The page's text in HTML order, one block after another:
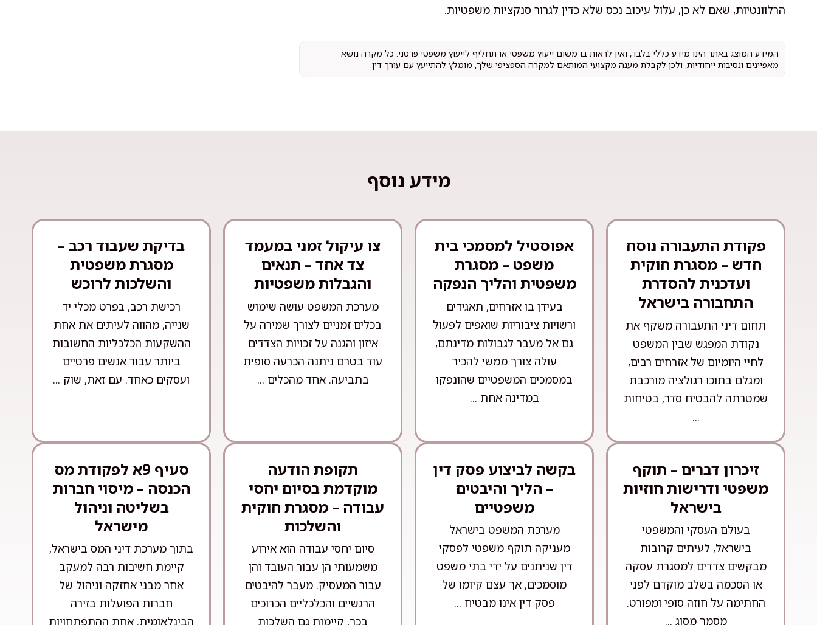
הרלוונטיות, שאם לא כן, עלול עיכוב נכס שלא כדין לגרור סנקציות משפטיות.
המידע המוצג באתר הינו מידע כללי בלבד, ואין לראות בו משום ייעוץ משפטי או תחליף לייעוץ משפטי פרטני. כל מקרה נושא
מאפיינים ונסיבות ייחודיות, ולכן לקבלת מענה מקצועי המותאם למקרה הספציפי שלך, מומלץ להתייעץ עם עורך דין.
מידע נוסף
פקודת התעבורה נוסח
חדש – מסגרת חוקית
ועדכנית להסדרת
התחבורה בישראל
תחום דיני התעבורה משקף את
נקודת המפגש שבין המשפט
לחיי היומיום של אזרחים רבים,
ומגלם בתוכו רגולציה מורכבת
שמטרתה להבטיח סדר, בטיחות
...
אפוסטיל למסמכי בית
משפט – מסגרת
משפטית והליך הנפקה
בעידן בו אזרחים, תאגידים
ורשויות ציבוריות שואפים לפעול
גם אל מעבר לגבולות מדינתם,
עולה צורך ממשי להכיר
במסמכים המשפטיים שהונפקו
במדינה אחת ...
צו עיקול זמני במעמד
צד אחד – תנאים
והגבלות משפטיות
מערכת המשפט עושה שימוש
בכלים זמניים לצורך שמירה על
איזון והגנה על זכויות הצדדים
עוד בטרם ניתנה הכרעה סופית
בתביעה. אחד מהכלים ...
בדיקת שעבוד רכב –
מסגרת משפטית
והשלכות לרוכש
רכישת רכב, בפרט מכלי יד
שנייה, מהווה לעיתים את אחת
ההשקעות הכלכליות החשובות
ביותר עבור אנשים פרטיים
ועסקים כאחד. עם זאת, שוק ...
זיכרון דברים – תוקף
משפטי ודרישות חוזיות
בישראל
בעולם העסקי והמשפטי
בישראל, לעיתים קרובות
מבקשים צדדים למסגרת עסקה
או הסכמה בשלב מוקדם לפני
החתימה על חוזה סופי ומפורט.
מסמך מסוג ...
בקשה לביצוע פסק דין
– הליך והיבטים
משפטיים
מערכת המשפט בישראל
מעניקה תוקף משפטי לפסקי
דין שניתנים על ידי בתי משפט
מוסמכים, אך עצם קיומו של
פסק דין אינו מבטיח ...
תקופת הודעה
מוקדמת בסיום יחסי
עבודה – מסגרת חוקית
והשלכות
סיום יחסי עבודה הוא אירוע
משמעותי הן עבור העובד והן
עבור המעסיק. מעבר להיבטים
הרגשיים והכלכליים הכרוכים
בכך, קיימות גם השלכות
סעיף 9א לפקודת מס
הכנסה – מיסוי חברות
בשליטה וניהול
מישראל
בתוך מערכת דיני המס בישראל,
קיימת חשיבות רבה למעקב
אחר מבני אחזקה וניהול של
חברות הפועלות בזירה
הבינלאומית. אחת ההתפתחויות